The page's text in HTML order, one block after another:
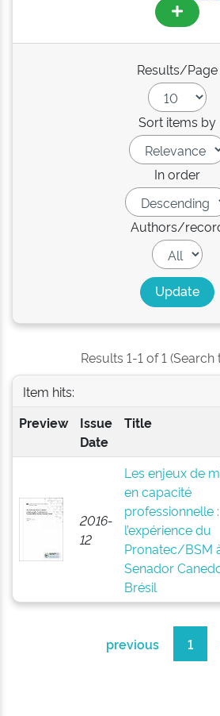
Results/Page
Sort items by
In order
Authors/
Results 1-1 of 1
Item hits:
Preview
Issue
Date
Title
2016-
12
Les enjeux de
en capacité
professionnelle :
l’expérience du
Pronatec/BSM
Senador
Brésil
previous 1